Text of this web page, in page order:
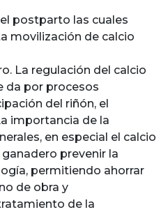
postparto las cuales
movilización de calcio
La regulación del calcio
da por procesos
del riñón, el
importancia de la
en especial el calcio
prevenir la
permitiendo ahorrar
de obra y
de la